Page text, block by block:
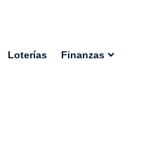
Loterías Finanzas